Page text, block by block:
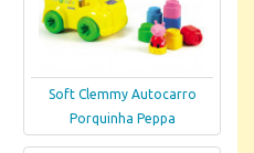
Soft Clemmy Autocarro
Porquinha Peppa